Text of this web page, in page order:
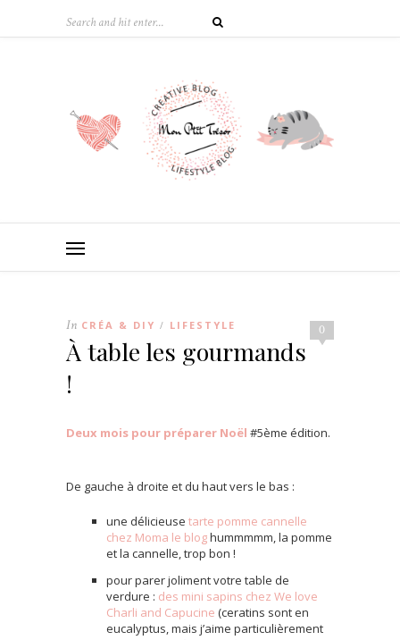
0
In CRÉA & DIY / LIFESTYLE
À table les gourmands
!
Deux mois pour préparer Noël #5ème édition.
De gauche à droite et du haut vers le bas :
une délicieuse tarte pomme cannelle
chez Moma le bloghummmmm, la pomme
et la cannelle, trop bon !
pour parer joliment votre table de
verdure : des mini sapins chez We love
Charli and Capucine (ceratins sont en
eucalyptus, mais j’aime particulièrement